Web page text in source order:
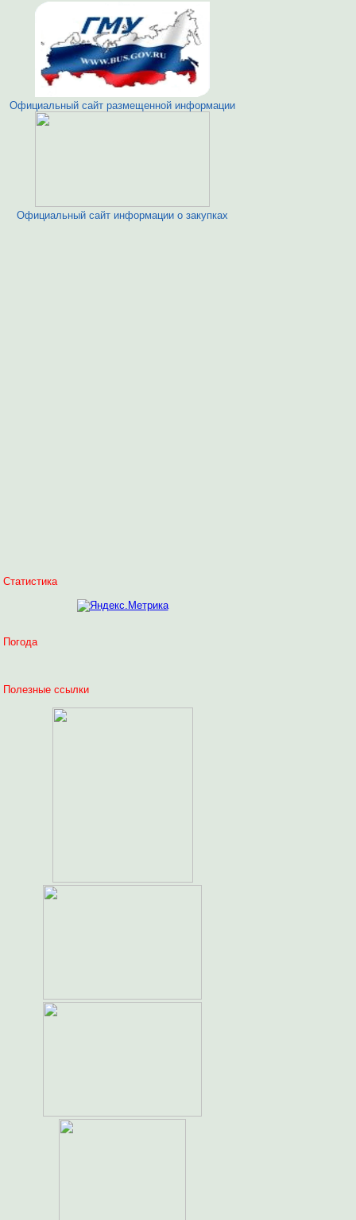
Официальный сайт размещенной информации
Официальный сайт информации о закупках
Статистика
Погода
Полезные ссылки